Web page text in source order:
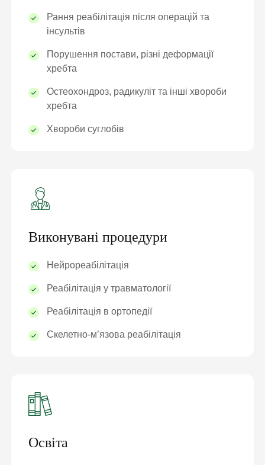
Рання реабілітація після операцій та
інсультів
Порушення постави, різні деформації
хребта
Остеохондроз, радикуліт та інші хвороби
хребта
Хвороби суглобів
Виконувані процедури
Нейрореабілітація
Реабілітація у травматології
Реабілітація в ортопедії
Скелетно-м’язова реабілітація
Освіта